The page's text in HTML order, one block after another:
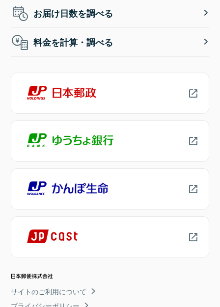
お届け日数を調べる
料金を計算・調べる
サイトのご利用について